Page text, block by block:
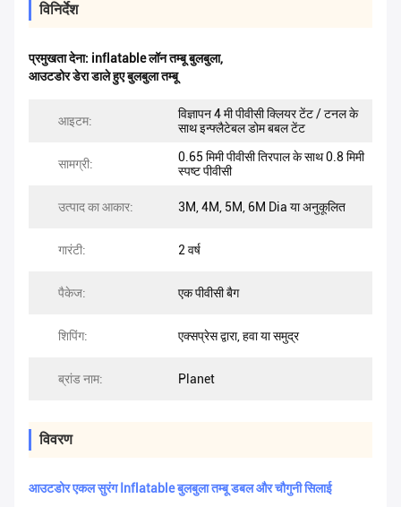
विनिर्देश
प्रमुखता देना: inflatable लॉन तम्बू बुलबुला,
आउटडोर डेरा डाले हुए बुलबुला तम्बू
आइटम:
विज्ञापन 4 मी पीवीसी क्लियर टेंट / टनल के
साथ इन्फ्लैटेबल डोम बबल टेंट
सामग्री:
0.65 मिमी पीवीसी तिरपाल के साथ 0.8 मिमी
स्पष्ट पीवीसी
उत्पाद का आकार: 3M, 4M, 5M, 6M Dia या अनुकूलित
गारंटी: 2 वर्ष
पैकेज: एक पीवीसी बैग
शिपिंग: एक्सप्रेस द्वारा, हवा या समुद्र
ब्रांड नाम: Planet
विवरण
आउटडोर एकल सुरंग Inflatable बुलबुला तम्बू डबल और चौगुनी सिलाई